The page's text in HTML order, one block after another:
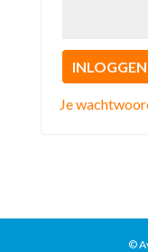
INLOGGEN
Je
©